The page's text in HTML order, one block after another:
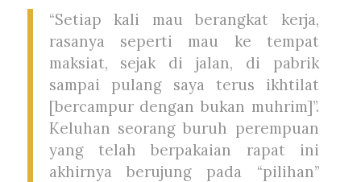
“Setiap kali mau berangkat kerja,
rasanya seperti mau ke tempat
maksiat, sejak di jalan, di pabrik
sampai pulang saya terus ikhtilat
[bercampur dengan bukan muhrim]”.
Keluhan seorang buruh perempuan
yang telah berpakaian rapat ini
akhirnya berujung pada “pilihan”